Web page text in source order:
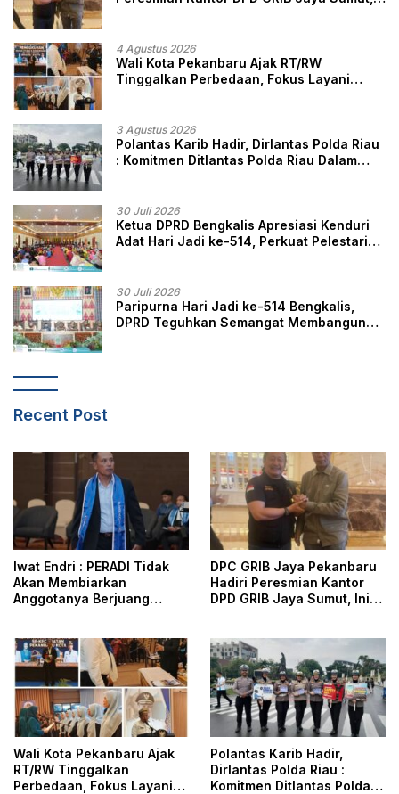
4 Agustus 2026
Wali Kota Pekanbaru Ajak RT/RW
Tinggalkan Perbedaan, Fokus Layani
3 Agustus 2026
Polantas Karib Hadir, Dirlantas Polda Riau
: Komitmen Ditlantas Polda Riau Dalam
30 Juli 2026
Ketua DPRD Bengkalis Apresiasi Kenduri
Adat Hari Jadi ke-514, Perkuat Pelestarian
30 Juli 2026
Paripurna Hari Jadi ke-514 Bengkalis,
DPRD Teguhkan Semangat Membangun
Recent Post
Iwat Endri : PERADI Tidak
Akan Membiarkan
Anggotanya Berjuang
Penegak Hukum
DPC GRIB Jaya Pekanbaru
Hadiri Peresmian Kantor
DPD GRIB Jaya Sumut, Ini
Wali Kota Pekanbaru Ajak
RT/RW Tinggalkan
Perbedaan, Fokus Layani
Polantas Karib Hadir,
Dirlantas Polda Riau :
Komitmen Ditlantas Polda